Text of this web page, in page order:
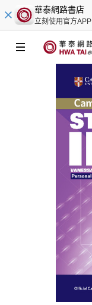
華泰網路書店
立刻使用官方APP